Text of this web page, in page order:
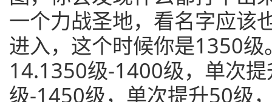
一个力战圣地，看名字应该
进入，这个时候你是1350
14.1350级-1400级，单次
级-1450级，单次提升50级